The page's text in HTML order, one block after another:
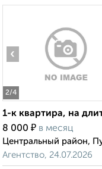
2/4
‹
1-к квартира, на
8 000 ₽ в месяц
Центральный район,
Агентство, 24.07.2026